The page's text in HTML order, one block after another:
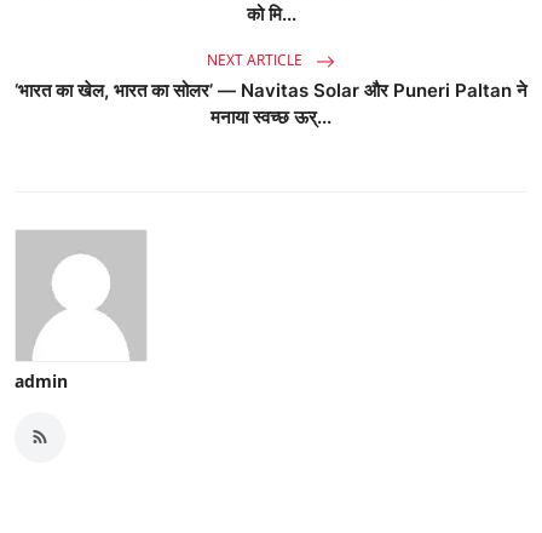
को मि...
NEXT ARTICLE
‘भारत का खेल, भारत का सोलर’ — Navitas Solar और Puneri Paltan ने
मनाया स्वच्छ ऊर्...
admin